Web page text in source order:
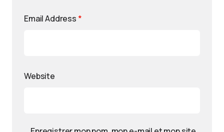
Email Address *
Website